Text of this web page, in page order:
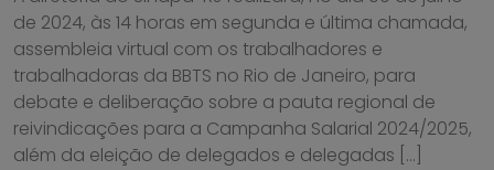
de 2024, às 14 horas em segunda e última chamada,
assembleia virtual com os trabalhadores e
trabalhadoras da BBTS no Rio de Janeiro, para
debate e deliberação sobre a pauta regional de
reivindicações para a Campanha Salarial 2024/2025,
além da eleição de delegados e delegadas […]